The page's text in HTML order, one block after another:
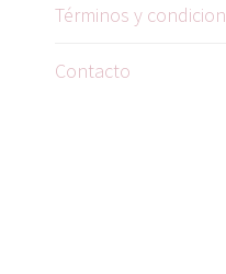
Términos y
Contacto